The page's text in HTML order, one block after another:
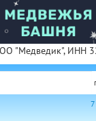
"Медведик", ИНН
7